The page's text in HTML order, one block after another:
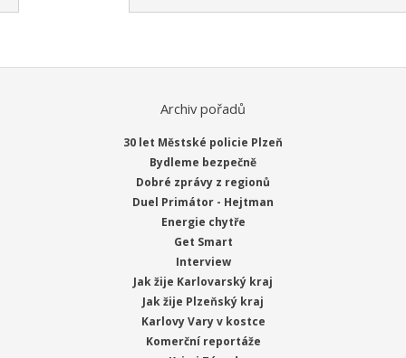
Archiv pořadů
30 let Městské policie Plzeň
Bydleme bezpečně
Dobré zprávy z regionů
Duel Primátor - Hejtman
Energie chytře
Get Smart
Interview
Jak žije Karlovarský kraj
Jak žije Plzeňský kraj
Karlovy Vary v kostce
Komerční reportáže